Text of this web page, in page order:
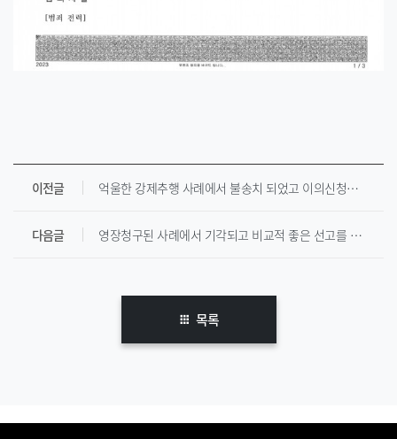
이전글 억울한 강제추행 사례에서 불송치 되었고 이의신청으로 검찰로 넘어가서 무혐의 종결된 사례입니다.
다음글 영장청구된 사례에서 기각되고 비교적 좋은 선고를 받은 사례입니다.
목록